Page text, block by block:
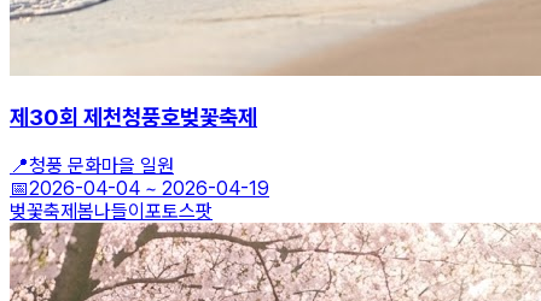
제30회 제천청풍호벚꽃축제
📍청풍 문화마을 일원
📅2026-04-04 ~ 2026-04-19
벚꽃축제봄나들이 포토스팟